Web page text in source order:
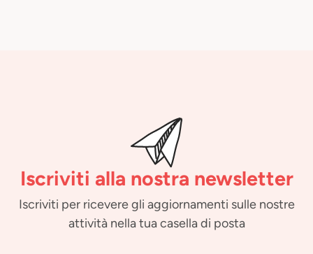
Iscriviti alla nostra newsletter
Iscriviti per ricevere gli aggiornamenti sulle nostre
attività nella tua casella di posta